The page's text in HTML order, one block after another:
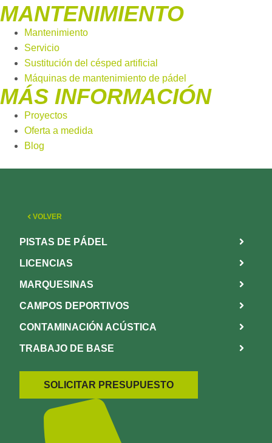
MANTENIMIENTO
Mantenimiento
Servicio
Sustitución del césped artificial
Máquinas de mantenimiento de pádel
MÁS INFORMACIÓN
Proyectos
Oferta a medida
Blog
VOLVER
PISTAS DE PÁDEL
LICENCIAS
MARQUESINAS
CAMPOS DEPORTIVOS
CONTAMINACIÓN ACÚSTICA
TRABAJO DE BASE
SOLICITAR PRESUPUESTO